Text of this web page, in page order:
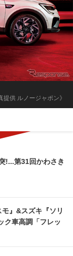
提供 ルノージャポン》
!...第31回かわさき
』&スズキ『ソリ
ク車高調「フレッ